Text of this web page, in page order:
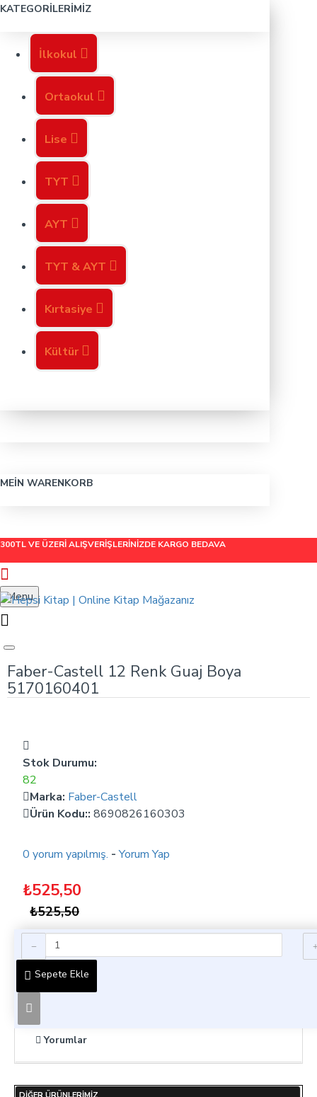
KATEGORILERIMIZ
İlkokul
Ortaokul
Lise
TYT
AYT
TYT & AYT
Kırtasiye
Kültür
MEIN WARENKORB
300TL VE ÜZERİ ALIŞVERİŞLERİNİZDE KARGO BEDAVA
Menu
Faber-Castell 12 Renk Guaj Boya
5170160401
Stok Durumu:
82
Marka: Faber-Castell
Ürün Kodu:: 8690826160303
0 yorum yapılmış. - Yorum Yap
₺525,50
₺525,50
Sepete Ekle
Ürün Bilgisi
Faber-Castell 12 Renk Guaj Boya 5170160401
Yorumlar